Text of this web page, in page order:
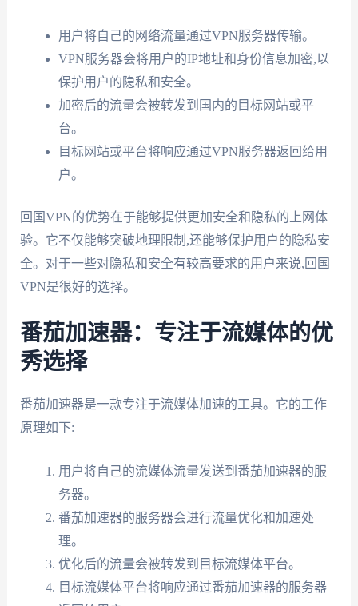
用户将自己的网络流量通过VPN服务器传输。
VPN服务器会将用户的IP地址和身份信息加密,以
保护用户的隐私和安全。
加密后的流量会被转发到国内的目标网站或平
台。
目标网站或平台将响应通过VPN服务器返回给用
户。
回国VPN的优势在于能够提供更加安全和隐私的上网体
验。它不仅能够突破地理限制,还能够保护用户的隐私安
全。对于一些对隐私和安全有较高要求的用户来说,回国
VPN是很好的选择。
番茄加速器：专注于流媒体的优
秀选择
番茄加速器是一款专注于流媒体加速的工具。它的工作
原理如下:
用户将自己的流媒体流量发送到番茄加速器的服
务器。
番茄加速器的服务器会进行流量优化和加速处
理。
优化后的流量会被转发到目标流媒体平台。
目标流媒体平台将响应通过番茄加速器的服务器